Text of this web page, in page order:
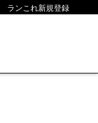
ランこれ新規登録